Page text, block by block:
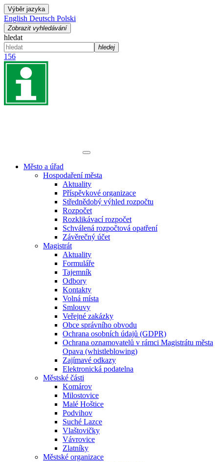
Výběr jazyka
English Deutsch Polski
Zobrazit vyhledávání
hledat
hledej
156
Město a úřad
Hospodaření města
Aktuality
Příspěvkové organizace
Střednědobý výhled rozpočtu
Rozpočet
Rozklikávací rozpočet
Schválená rozpočtová opatření
Závěrečný účet
Magistrát
Aktuality
Formuláře
Tajemník
Odbory
Kontakty
Volná místa
Smlouvy
Veřejné zakázky
Obce správního obvodu
Ochrana osobních údajů (GDPR)
Ochrana oznamovatelů v rámci Magistrátu města
Opava (whistleblowing)
Zajímavé odkazy
Elektronická podatelna
Městské části
Komárov
Milostovice
Malé Hoštice
Podvihov
Suché Lazce
Vlaštovičky
Vávrovice
Zlatníky
Městské organizace